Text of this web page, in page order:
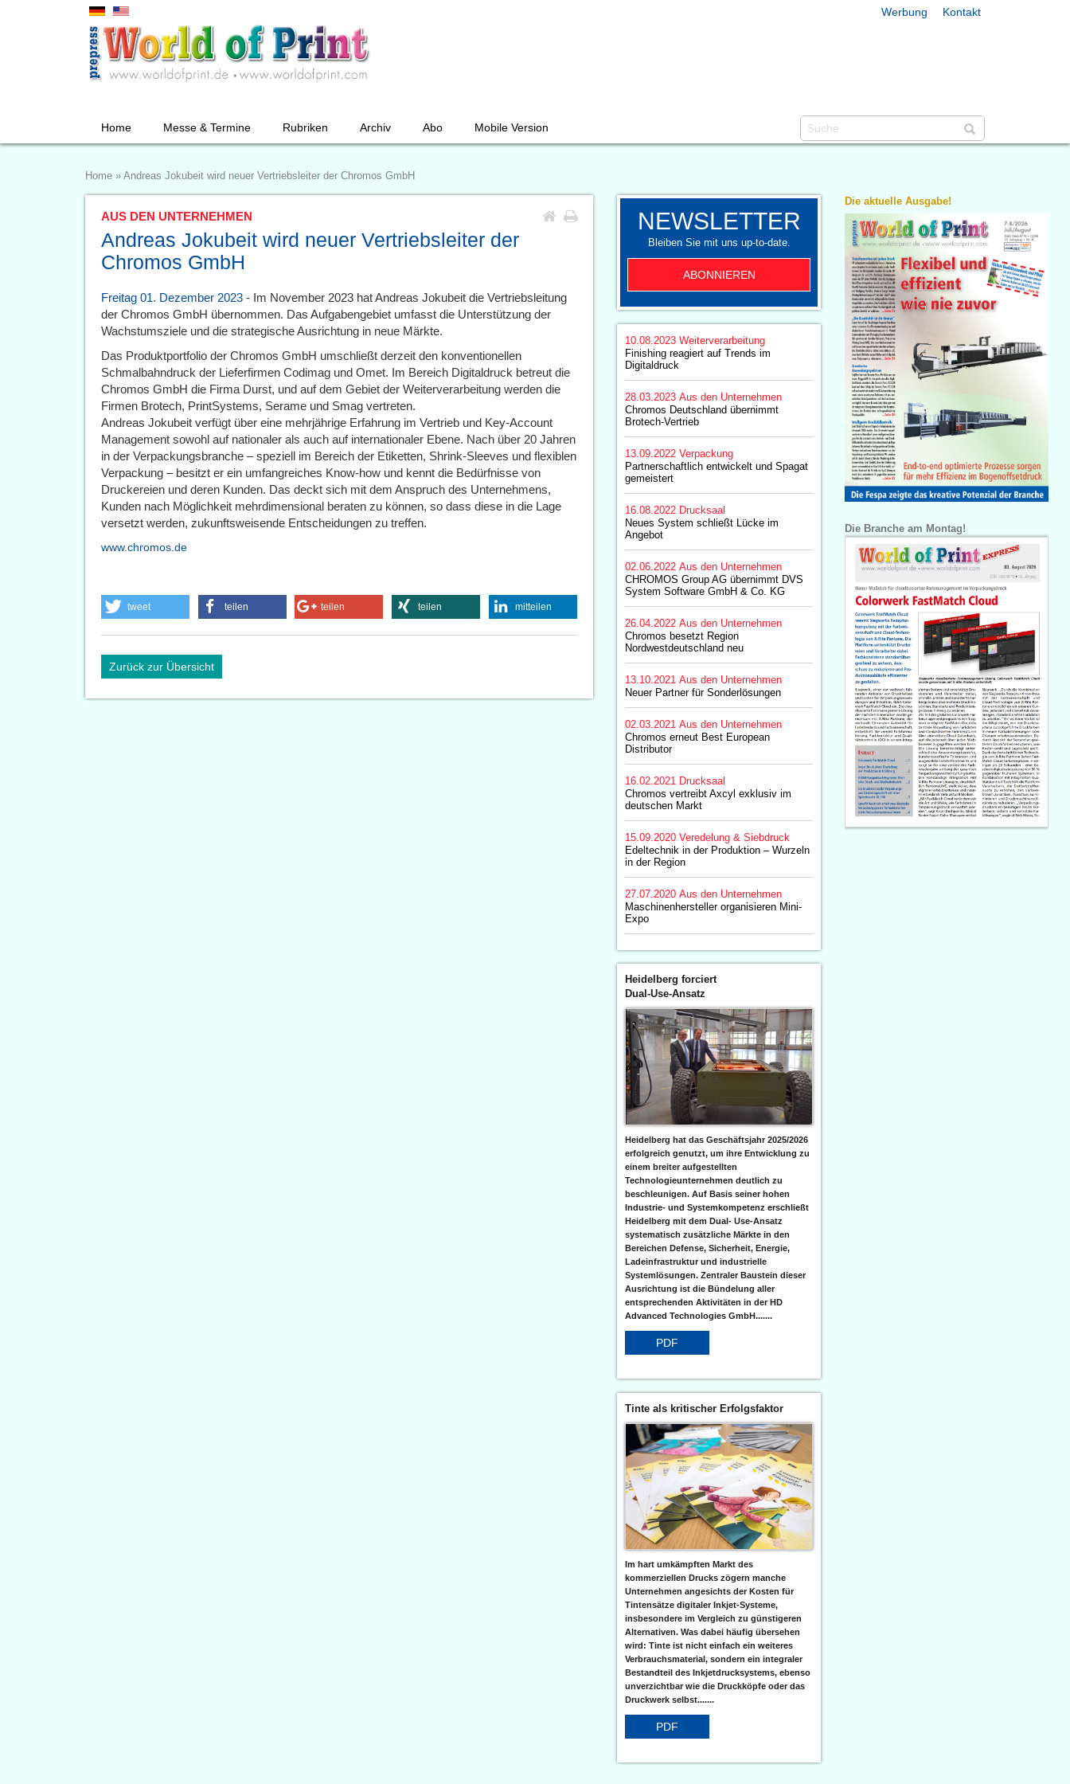
Werbung Kontakt
Home Messe & Termine Rubriken Archiv Abo Mobile Version
Home » Andreas Jokubeit wird neuer Vertriebsleiter der Chromos GmbH
AUS DEN UNTERNEHMEN
Andreas Jokubeit wird neuer Vertriebsleiter der
Chromos GmbH
Freitag 01. Dezember 2023 - Im November 2023 hat Andreas Jokubeit die Vertriebsleitung
der Chromos GmbH übernommen. Das Aufgabengebiet umfasst die Unterstützung der
Wachstumsziele und die strategische Ausrichtung in neue Märkte.
Das Produktportfolio der Chromos GmbH umschließt derzeit den konventionellen
Schmalbahndruck der Lieferfirmen Codimag und Omet. Im Bereich Digitaldruck betreut die
Chromos GmbH die Firma Durst, und auf dem Gebiet der Weiterverarbeitung werden die
Firmen Brotech, PrintSystems, Serame und Smag vertreten.
Andreas Jokubeit verfügt über eine mehrjährige Erfahrung im Vertrieb und Key-Account
Management sowohl auf nationaler als auch auf internationaler Ebene. Nach über 20 Jahren
in der Verpackungsbranche – speziell im Bereich der Etiketten, Shrink-Sleeves und flexiblen
Verpackung – besitzt er ein umfangreiches Know-how und kennt die Bedürfnisse von
Druckereien und deren Kunden. Das deckt sich mit dem Anspruch des Unternehmens,
Kunden nach Möglichkeit mehrdimensional beraten zu können, so dass diese in die Lage
versetzt werden, zukunftsweisende Entscheidungen zu treffen.
www.chromos.de
tweet teilen teilen teilen mitteilen
Zurück zur Übersicht
NEWSLETTER
Bleiben Sie mit uns up-to-date.
ABONNIEREN
10.08.2023 Weiterverarbeitung
Finishing reagiert auf Trends im
Digitaldruck
28.03.2023 Aus den Unternehmen
Chromos Deutschland übernimmt
Brotech-Vertrieb
13.09.2022 Verpackung
Partnerschaftlich entwickelt und Spagat
gemeistert
16.08.2022 Drucksaal
Neues System schließt Lücke im
Angebot
02.06.2022 Aus den Unternehmen
CHROMOS Group AG übernimmt DVS
System Software GmbH & Co. KG
26.04.2022 Aus den Unternehmen
Chromos besetzt Region
Nordwestdeutschland neu
13.10.2021 Aus den Unternehmen
Neuer Partner für Sonderlösungen
02.03.2021 Aus den Unternehmen
Chromos erneut Best European
Distributor
16.02.2021
Drucksaal
Chromos vertreibt Axcyl exklusiv im
deutschen Markt
15.09.2020 Veredelung & Siebdruck
Edeltechnik in der Produktion – Wurzeln
in der Region
27.07.2020 Aus den Unternehmen
Maschinenhersteller organisieren Mini-
Expo
Heidelberg forciert
Dual-Use-Ansatz
Heidelberg hat das Geschäftsjahr 2025/2026
erfolgreich genutzt, um ihre Entwicklung zu
einem breiter aufgestellten
Technologieunternehmen deutlich zu
beschleunigen. Auf Basis seiner hohen
Industrie- und Systemkompetenz erschließt
Heidelberg mit dem Dual- Use-Ansatz
systematisch zusätzliche Märkte in den
Bereichen Defense, Sicherheit, Energie,
Ladeinfrastruktur und industrielle
Systemlösungen. Zentraler Baustein dieser
Ausrichtung ist die Bündelung aller
entsprechenden Aktivitäten in der HD
Advanced Technologies GmbH.......
PDF
Tinte als kritischer Erfolgsfaktor
Im hart umkämpften Markt des
kommerziellen Drucks zögern manche
Unternehmen angesichts der Kosten für
Tintensätze digitaler Inkjet-Systeme,
insbesondere im Vergleich zu günstigeren
Alternativen. Was dabei häufig übersehen
wird: Tinte ist nicht einfach ein weiteres
Verbrauchsmaterial, sondern ein integraler
Bestandteil des Inkjetdrucksystems, ebenso
unverzichtbar wie die Druckköpfe oder das
Druckwerk selbst.......
PDF
Die aktuelle Ausgabe!
Die Branche am Montag!